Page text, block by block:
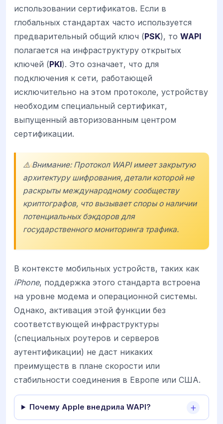
использовании сертификатов. Если в
глобальных стандартах часто используется
предварительный общий ключ (PSK), то WAPI
полагается на инфраструктуру открытых
ключей (PKI). Это означает, что для
подключения к сети, работающей
исключительно на этом протоколе, устройству
необходим специальный сертификат,
выпущенный авторизованным центром
сертификации.
⚠️ Внимание: Протокол WAPI имеет закрытую
архитектуру шифрования, детали которой не
раскрыты международному сообществу
криптографов, что вызывает споры о наличии
потенциальных бэкдоров для
государственного мониторинга трафика.
В контексте мобильных устройств, таких как
iPhone, поддержка этого стандарта встроена
на уровне модема и операционной системы.
Однако, активация этой функции без
соответствующей инфраструктуры
(специальных роутеров и серверов
аутентификации) не даст никаких
преимуществ в плане скорости или
стабильности соединения в Европе или США.
Почему Apple внедрила WAPI?